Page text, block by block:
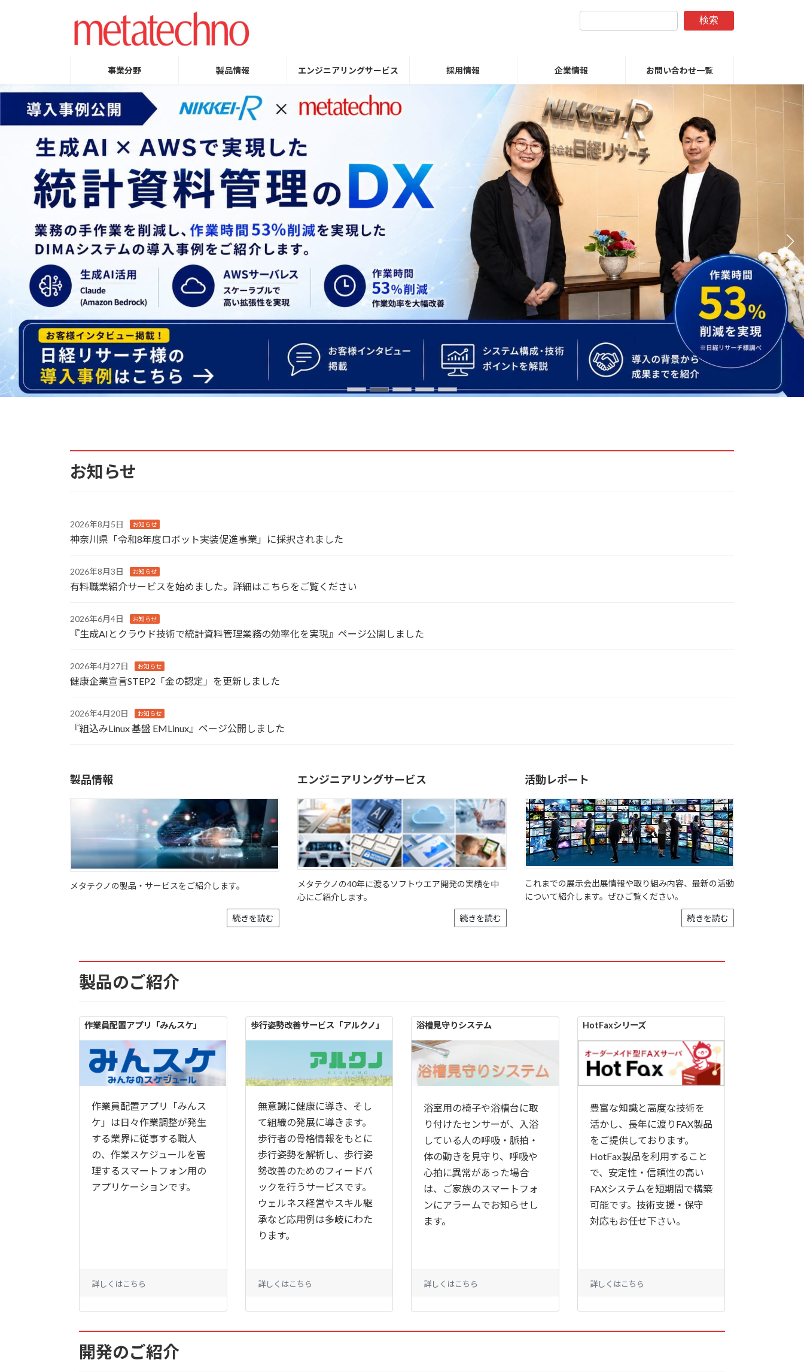
ス
ッ
ン
移
検索
事業分野 製品情報 エンジニアリングサービス 採用情報 企業情報 お問い合わせ一覧
お知らせ
2026年8月5日 お知らせ
神奈川県「令和8年度ロボット実装促進事業」に採択されました
2026年8月3日 お知らせ
有料職業紹介サービスを始めました。詳細はこちらをご覧ください
2026年6月4日 お知らせ
『生成AIとクラウド技術で統計資料管理業務の効率化を実現』ページ公開しました
2026年4月27日 お知らせ
健康企業宣言STEP2「金の認定」を更新しました
2026年4月20日 お知らせ
『組込みLinux 基盤 EMLinux』ページ公開しました
製品情報
メタテクノの製品・サービスをご紹介します。
続きを読む
エンジニアリングサービス
メタテクノの40年に渡るソフトウエア開発の実績を中
心にご紹介します。
続きを読む
活動レポート
これまでの展示会出展情報や取り組み内容、最新の活動
について紹介します。ぜひご覧ください。
続きを読む
製品のご紹介
作業員配置アプリ「みんスケ」
作業員配置アプリ「みんス
ケ」は日々作業調整が発生
する業界に従事する職人
の、作業スケジュールを管
理するスマートフォン用の
アプリケーションです。
詳しくはこちら
歩行姿勢改善サービス「アルクノ」
無意識に健康に導き、そし
て組織の発展に導きます。
歩行者の骨格情報をもとに
歩行姿勢を解析し、歩行姿
勢改善のためのフィードバ
ックを行うサービスです。
ウェルネス経営やスキル継
承など応用例は多岐にわた
ります。
詳しくはこちら
浴槽見守りシステム
浴室用の椅子や浴槽台に取
り付けたセンサーが、入浴
している人の呼吸・脈拍・
体の動きを見守り、呼吸や
心拍に異常があった場合
は、ご家族のスマートフォ
ンにアラームでお知らせし
ます。
詳しくはこちら
HotFaxシリーズ
豊富な知識と高度な技術を
活かし、長年に渡りFAX製品
をご提供しております。
HotFax製品を利用すること
で、安定性・信頼性の高い
FAXシステムを短期間で構築
可能です。技術支援・保守
対応もお任せ下さい。
詳しくはこちら
開発のご紹介